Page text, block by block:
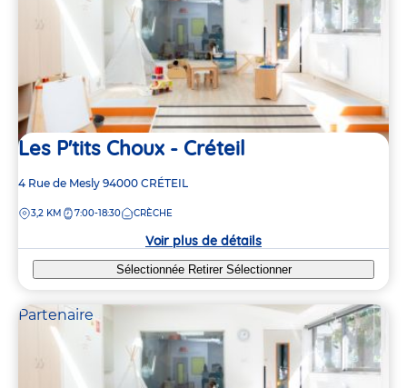
Les P'tits Choux - Créteil
Adresse
la
4 Rue de Mesly 94000 CRÉTEIL
DISTANCE
3,2 KM 7:00-18:30 CRÈCHE
Voir plus de détails
Sélectionnée Retirer Sélectionner
Partenaire